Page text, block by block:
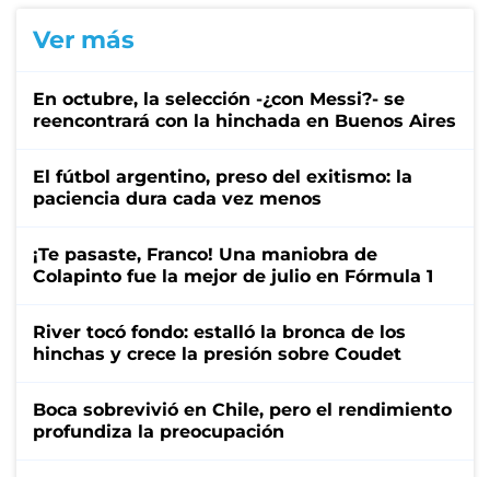
Ver más
En octubre, la selección -¿con Messi?- se
reencontrará con la hinchada en Buenos Aires
El fútbol argentino, preso del exitismo: la
paciencia dura cada vez menos
¡Te pasaste, Franco! Una maniobra de
Colapinto fue la mejor de julio en Fórmula 1
River tocó fondo: estalló la bronca de los
hinchas y crece la presión sobre Coudet
Boca sobrevivió en Chile, pero el rendimiento
profundiza la preocupación